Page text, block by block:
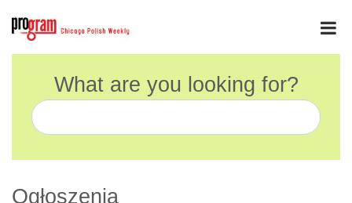
What are you looking for?
Ogłoszenia